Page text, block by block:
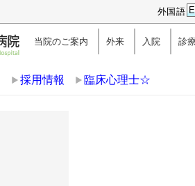
外国語
当院のご案内 外来 入院 診
採用情報 臨床心理士☆